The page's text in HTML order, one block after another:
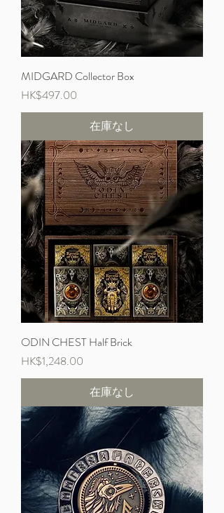
MIDGARD Collector Box
価格
HK$497.00
在庫なし
ODIN CHEST Half Brick
価格
HK$1,248.00
在庫なし